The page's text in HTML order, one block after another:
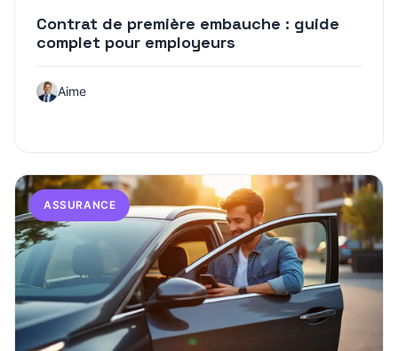
Contrat de première embauche : guide
complet pour employeurs
Aime
ASSURANCE